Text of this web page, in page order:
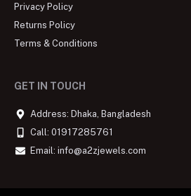
Privacy Policy
Returns Policy
Terms & Conditions
GET IN TOUCH
Address: Dhaka, Bangladesh
Call: 01917285761
Email: info@a2zjewels.com